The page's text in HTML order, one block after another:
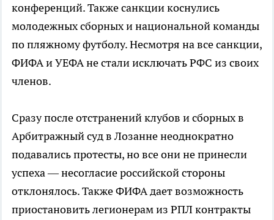
конференций. Также санкции коснулись
молодежных сборных и национальной команды
по пляжному футболу. Несмотря на все санкции,
ФИФА и УЕФА не стали исключать РФС из своих
членов.
Сразу после отстранений клубов и сборных в
Арбитражный суд в Лозанне неоднократно
подавались протесты, но все они не принесли
успеха — несогласие российской стороны
отклонялось. Также ФИФА дает возможность
приостановить легионерам из РПЛ контракты